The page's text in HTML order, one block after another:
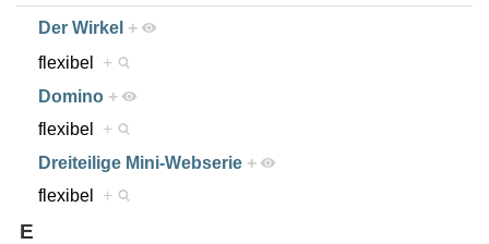
Der Wirkel +
flexibel +
Domino +
flexibel +
Dreiteilige Mini-Webserie +
flexibel +
E